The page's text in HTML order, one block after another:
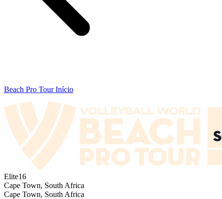
Beach Pro Tour Início
Elite16
Cape Town, South Africa
Cape Town, South Africa